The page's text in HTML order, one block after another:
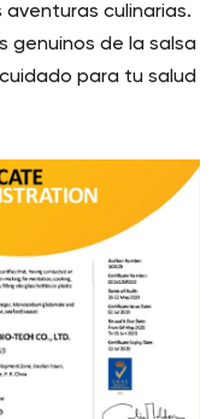
culinarias.
genuinos de la salsa
para tu salud